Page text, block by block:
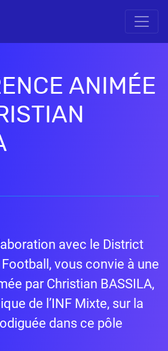
ANIMÉE
avec le District
vous convie à une
par Christian BASSILA,
de l’INF Mixte, sur la
dans ce pôle